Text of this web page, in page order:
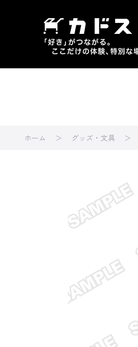
ホーム グッズ・文具